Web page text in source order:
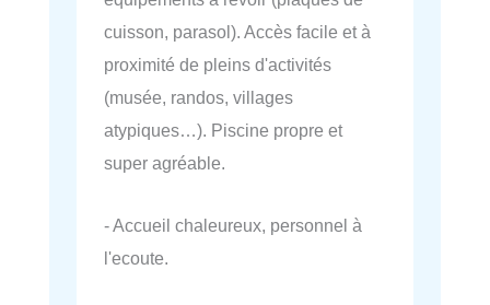
cuisson, parasol). Accès facile et à
proximité de pleins d'activités
(musée, randos, villages
atypiques…). Piscine propre et
super agréable.
- Accueil chaleureux, personnel à
l'ecoute.